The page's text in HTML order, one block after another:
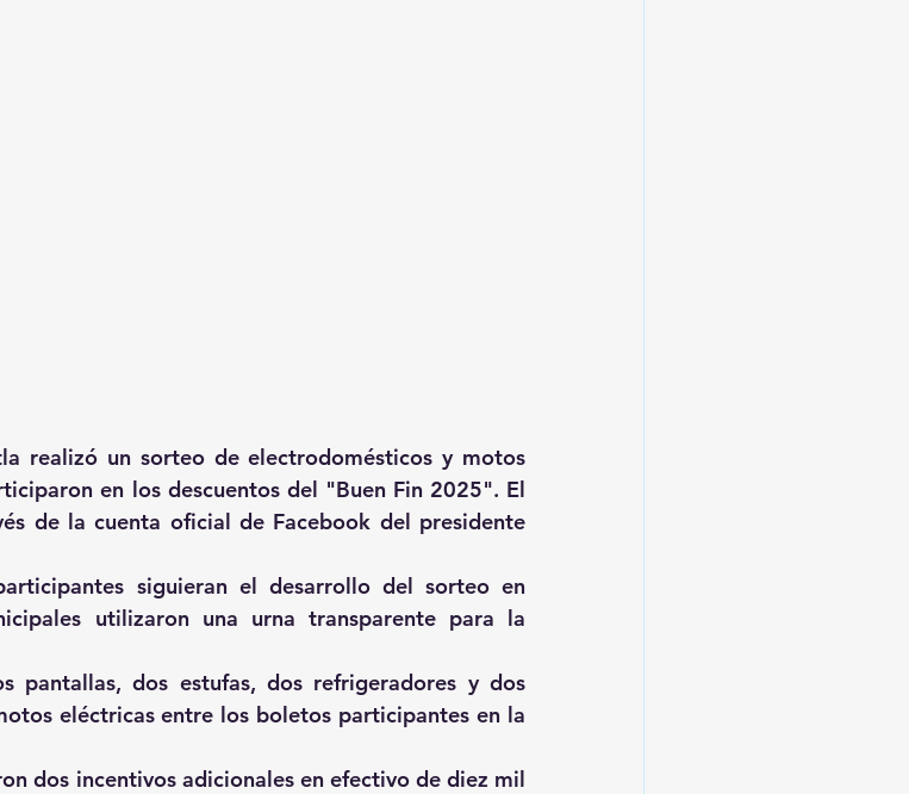
realizó un sorteo de electrodomésticos y motos
en los descuentos del "Buen Fin 2025". El
de la cuenta oficial de Facebook del presidente
siguieran el desarrollo del sorteo en
utilizaron una urna transparente para la
pantallas, dos estufas, dos refrigeradores y dos
eléctricas entre los boletos participantes en la
dos incentivos adicionales en efectivo de diez mil